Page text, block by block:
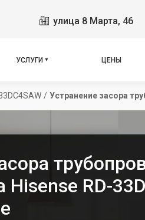
улица 8 Марта, 46
УСЛУГИ ЦЕНЫ
/ Устранение засора
Hisense RD-